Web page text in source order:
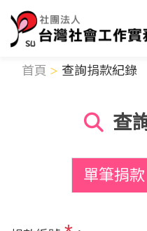
首頁 查詢捐款紀錄
查
單筆捐款